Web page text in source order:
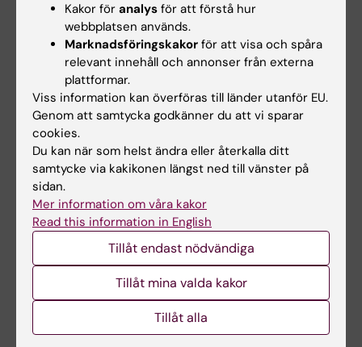
E-post:
kib@ki.se
Har du frågor om hur man tar ut rapporter i KI RIMS
eller önskemål om en ny rapport kontakta KI RIMS-
supporten på KIB.
Tags
KI RIMS
Uppdaterad av:
2025-09-19
Innehållsgranskare:
Kakor för analys för att förstå hur
webbplatsen används.
Marknadsföringskakor för att visa och spåra
relevant innehåll och annonser från externa
plattformar.
Viss information kan överföras till länder utanför EU.
Genom att samtycka godkänner du att vi sparar
cookies.
Du kan när som helst ändra eller återkalla ditt
samtycke via kakikonen längst ned till vänster på
sidan.
Mer information om våra kakor
Read this information in English
Tillåt endast nödvändiga
Tillåt mina valda kakor
Tillåt alla